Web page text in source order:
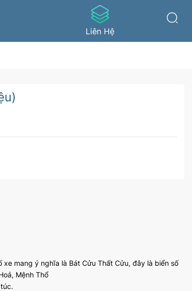
Liên Hệ
mang ý nghĩa là Bát Cửu Thất Cửu, đây là biển số
Mệnh Thổ